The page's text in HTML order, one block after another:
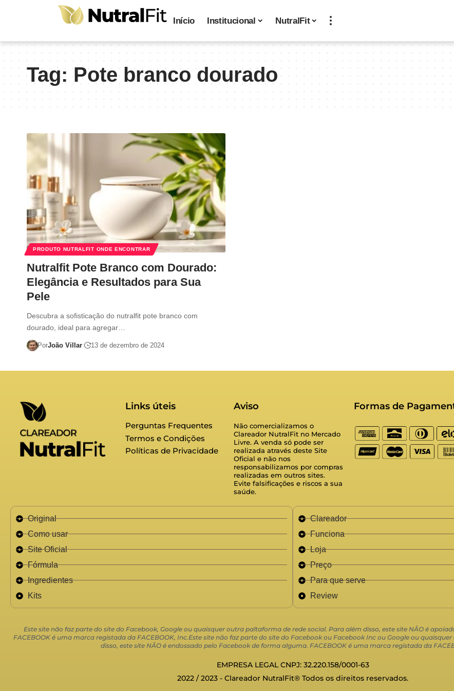
Início Institucional NutralFit
Tag:Pote branco dourado
PRODUTO NUTRALFIT ONDE ENCONTRAR
Nutralfit Pote Branco com Dourado:
Elegância e Resultados para Sua
Pele
Descubra a sofisticação do nutralfit pote branco com
dourado, ideal para agregar…
PorJoão Villar 13 de dezembro de 2024
Links úteis
Perguntas Frequentes
Termos e Condições
Políticas de Privacidade
Aviso
Não comercializamos o
Clareador NutralFit no Mercado
Livre. A venda só pode ser
realizada através deste Site
Oficial e não nos
responsabilizamos por compras
realizadas em outros sites.
Evite falsificações e riscos a sua
saúde.
Formas de
Original
Como usar
Site Oficial
Fórmula
Ingredientes
Kits
Clareador
Funciona
Loja
Preço
Para que serve
Review
Este site não faz parte do site do Facebook, Google ou quaisquer outra paltaforma de rede social. Para além disso, este site NÃO é
FACEBOOK é uma marca registada da FACEBOOK, Inc.Este site não faz parte do site do Facebook ou Facebook Inc ou Google ou
disso, este site NÃO é endossado pelo Facebook de forma alguma. FACEBOOK é uma marca registada da
EMPRESA LEGAL CNPJ: 32.220.158/0001-63
2022 / 2023 - Clareador NutralFit® Todos os direitos reservados.